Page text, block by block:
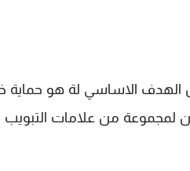
الهدف الاساسي لة هو
لمجموعة من علامات